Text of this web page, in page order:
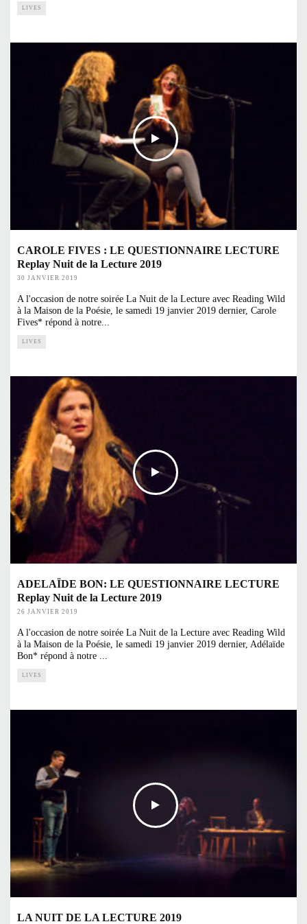
LIVES
CAROLE FIVES : LE QUESTIONNAIRE LECTURE
Replay Nuit de la Lecture 2019
30 JANVIER 2019
A l'occasion de notre soirée La Nuit de la Lecture avec Reading Wild
à la Maison de la Poésie, le samedi 19 janvier 2019 dernier, Carole
Fives* répond à notre
LIVES
ADELAÏDE BON: LE QUESTIONNAIRE LECTURE
Replay Nuit de la Lecture 2019
26 JANVIER 2019
A l'occasion de notre soirée La Nuit de la Lecture avec Reading Wild
à la Maison de la Poésie, le samedi 19 janvier 2019 dernier, Adélaïde
Bon* répond à notre
LIVES
LA NUIT DE LA LECTURE 2019